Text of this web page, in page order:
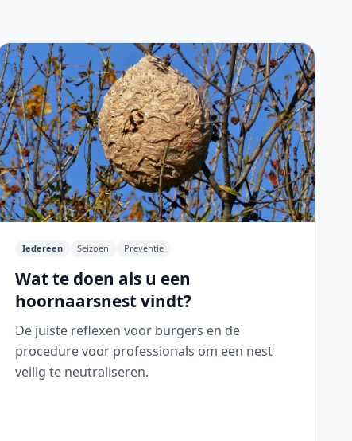
Iedereen Seizoen Preventie
Wat te doen als u een
hoornaarsnest vindt?
De juiste reflexen voor burgers en de
procedure voor professionals om een nest
veilig te neutraliseren.